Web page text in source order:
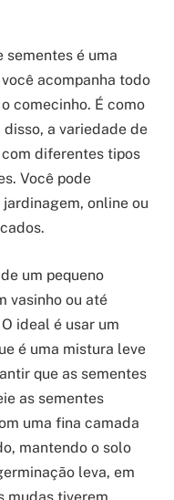
é uma
acompanha todo
comecinho. É como
a variedade de
diferentes tipos
Você pode
online ou
um pequeno
vasinho ou até
ideal é usar um
é uma mistura leve
que as sementes
as sementes
uma fina camada
mantendo o solo
leva, em
mudas tiverem